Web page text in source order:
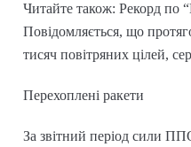
Читайте також: Рекорд по
Повідомляється, що
тисяч повітряних цілей,
Перехоплені ракети
За звітний період сили